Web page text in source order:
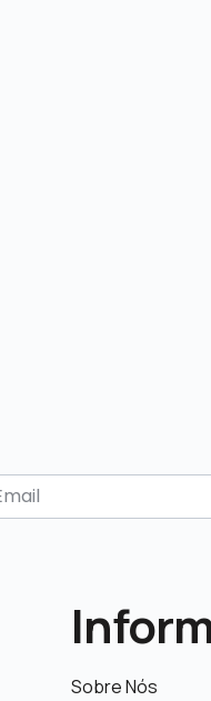
Sobre Nós